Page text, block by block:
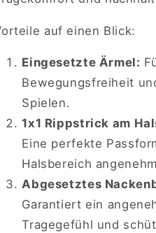
auf einen Blick:
Eingesetzte Ärmel:
Bewegungsfreiheit
Spielen.
1x1 Rippstrick am
Eine perfekte
Halsbereich
Abgesetztes
Garantiert ein
Tragegefühl und